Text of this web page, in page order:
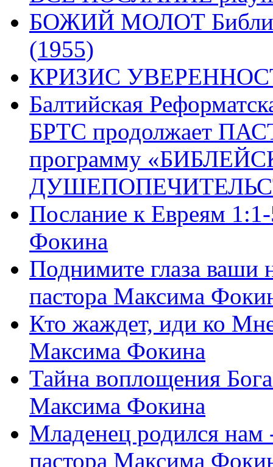
БОЖИЙ МОЛОТ Библия
(1955)
КРИЗИС
Балтийская
БРТС продолжает
программу
Послание к Евреям
Фокина
Поднимите глаза ваши
пастора Максима
Кто жаждет, иди ко
Максима Фокина
Тайна воплощения
Максима Фокина
Младенец родился
пастора Максима